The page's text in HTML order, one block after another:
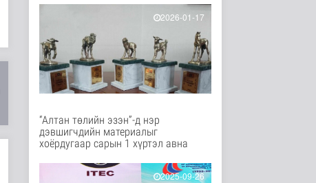
Ерөнхий сайд БНХАУ-
аас сар бүр 12-15
Улс төр
3 цаг 49 минутын өмнө
Газар чөлөөлөлт, нөхөн
олговрын асуудлыг
Нийгэм
3 цаг 52 минутын өмнө
могойд хатгуулахаас
сэрэмжлээрэй
2026-01-17
“Алтан төлийн эзэн”-д нэр
дэвшигчдийн материалыг
хоёрдугаар сарын 1 хүртэл авна
2025-09-26